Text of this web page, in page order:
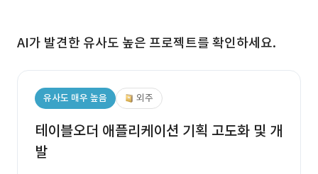
AI가 발견한 유사도 높은 프로젝트를 확인하세요.
유사도 매우 높음 외주
테이블오더 애플리케이션 기획 고도화 및 개
발